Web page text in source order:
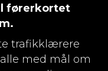
førerkortet
trafikklærere
med mål om